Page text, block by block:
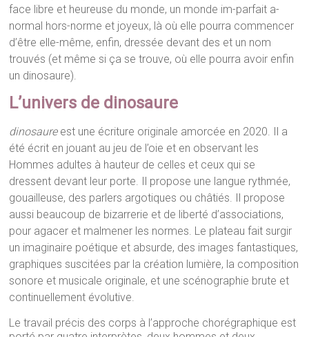
face libre et heureuse du monde, un monde im-parfait a-
normal hors-norme et joyeux, là où elle pourra commencer
d’être elle-même, enfin, dressée devant des et un nom
trouvés (et même si ça se trouve, où elle pourra avoir enfin
un dinosaure).
L’univers de dinosaure
dinosaureest une écriture originale amorcée en 2020. Il a
été écrit en jouant au jeu de l’oie et en observant les
Hommes adultes à hauteur de celles et ceux qui se
dressent devant leur porte. Il propose une langue rythmée,
gouailleuse, des parlers argotiques ou châtiés. Il propose
aussi beaucoup de bizarrerie et de liberté d’associations,
pour agacer et malmener les normes. Le plateau fait surgir
un imaginaire poétique et absurde, des images fantastiques,
graphiques suscitées par la création lumière, la composition
sonore et musicale originale, et une scénographie brute et
continuellement évolutive.
Le travail précis des corps à l’approche chorégraphique est